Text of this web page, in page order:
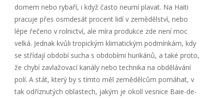
domem nebo rybaří, i když často neumí plavat. Na Haiti
pracuje přes osmdesát procent lidí v zemědělství, nebo
lépe řečeno v rolnictví, ale míra produkce zde není moc
velká. Jednak kvůli tropickým klimatickým podmínkám, kdy
se střídají období sucha s obdobími hurikánů, a také proto,
že chybí zavlažovací kanály nebo technika na obdělávání
polí. A stát, který by s tímto měl zemědělcům pomáhat, v
tak odříznutých oblastech, jakým je okolí vesnice Baie-de-